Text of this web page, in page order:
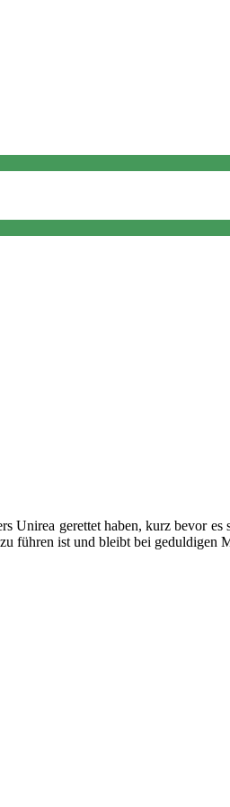
gerettet haben, kurz bevor
führen ist und bleibt bei geduldigen